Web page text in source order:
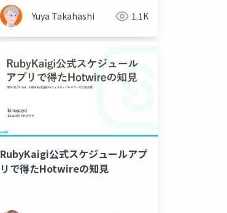
Yuya Takahashi 1.1K
ユーザー ユーザーインタビュー
RubyKaigi公式スケジュールアプ
リで得たHotwireの知見